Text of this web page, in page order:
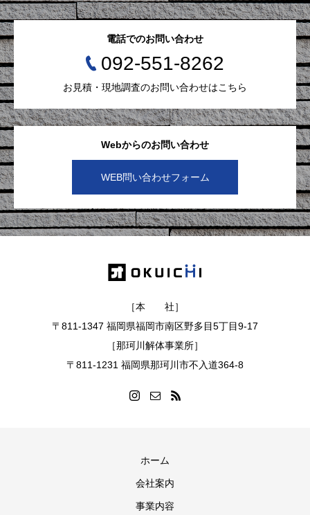
Webからのお問い合わせ
WEB問い合わせフォーム
電話でのお問い合わせ
092-551-8262
お見積・現地調査のお問い合わせはこちら
［本 社］
〒811-1347 福岡県福岡市南区野多目5丁目9-17
［那珂川解体事業所］
〒811-1231 福岡県那珂川市不入道364-8
ホーム
会社案内
事業内容